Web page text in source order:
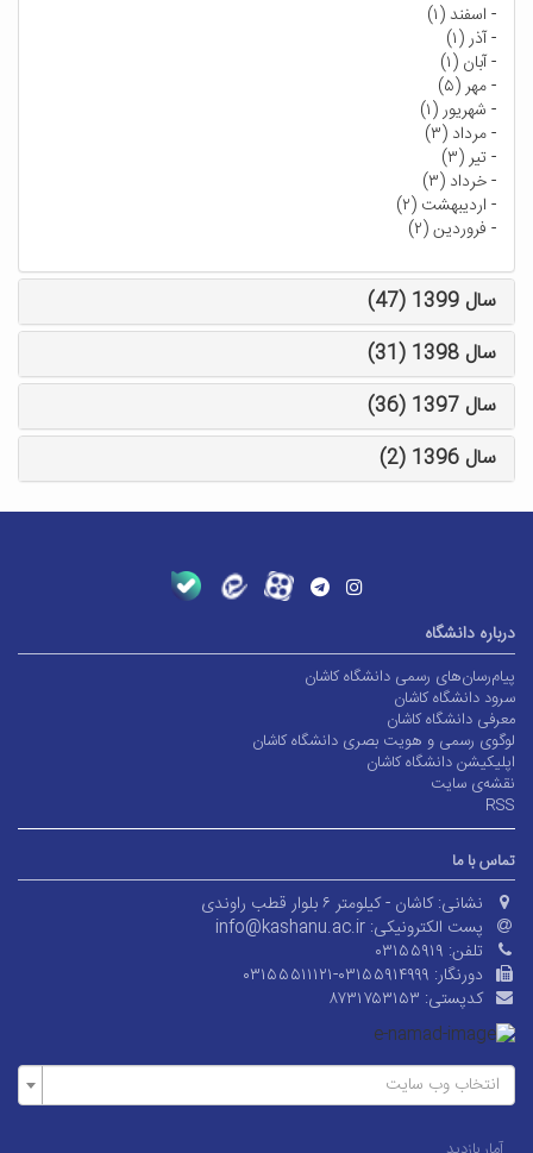
- اسفند (۱)
-آذر (۱)
-آبان (۱)
-مهر (۵)
- شهریور (۱)
-مرداد (۳)
-تیر (۳)
-خرداد (۳)
- اردیبهشت (۲)
- فروردین (۲)
سال 1399 (47)
سال 1398 (31)
سال 1397 (36)
سال 1396 (2)
درباره دانشگاه
پیام‌رسان‌های رسمی دانشگاه کاشان
سرود دانشگاه کاشان
معرفی دانشگاه کاشان
لوگوی رسمی و هویت بصری دانشگاه کاشان
اپلیکیشن دانشگاه کاشان
نقشه‌ی سایت
RSS
تماس با ما
نشانی: کاشان - کیلومتر ۶ بلوار قطب راوندی
پست الکترونیکی: info@kashanu.ac.ir
تلفن: ۰۳۱۵۵۹۱۹
دورنگار: ۰۳۱۵۵۵۱۱۱۲۱-۰۳۱۵۵۹۱۴۹۹۹
کدپستی: ۸۷۳۱۷۵۳۱۵۳
انتخاب وب سایت